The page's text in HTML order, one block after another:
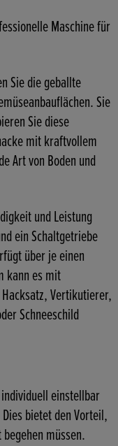
Maschine für
Sie die geballte
Sie
Sie diese
mit kraftvollem
Art von Boden und
und Leistung
ein Schaltgetriebe
über je einen
kann es mit
Vertikutierer,
Schneeschild
einstellbar
bietet den Vorteil,
müssen.